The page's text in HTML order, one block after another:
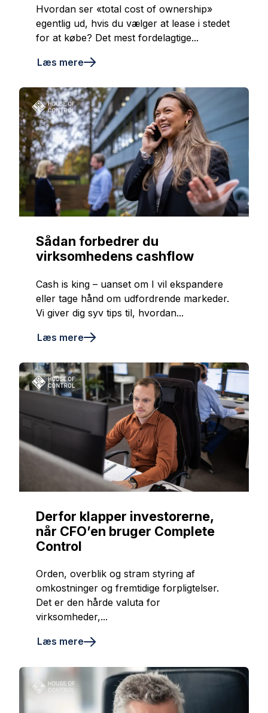
Hvordan ser «total cost of ownership»
egentlig ud, hvis du vælger at lease i stedet
for at købe? Det mest fordelagtige...
Læs mere
Sådan forbedrer du
virksomhedens cashflow
Cash is king – uanset om I vil ekspandere
eller tage hånd om udfordrende markeder.
Vi giver dig syv tips til, hvordan...
Læs mere
Derfor klapper investorerne,
når CFO’en bruger Complete
Control
Orden, overblik og stram styring af
omkostninger og fremtidige forpligtelser.
Det er den hårde valuta for
virksomheder,...
Læs mere